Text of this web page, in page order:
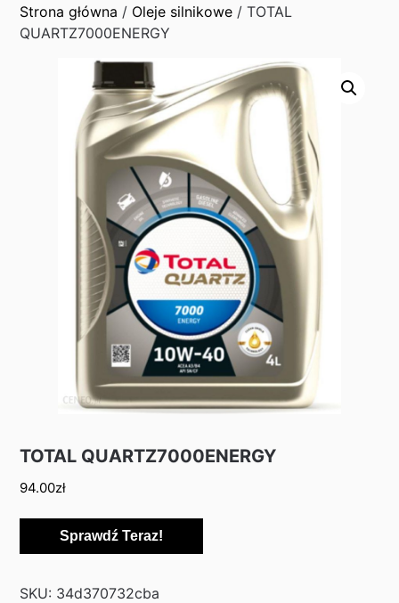
Strona główna / Oleje silnikowe / TOTAL
QUARTZ7000ENERGY
TOTAL QUARTZ7000ENERGY
94.00zł
Sprawdź Teraz!
SKU: 34d370732cba